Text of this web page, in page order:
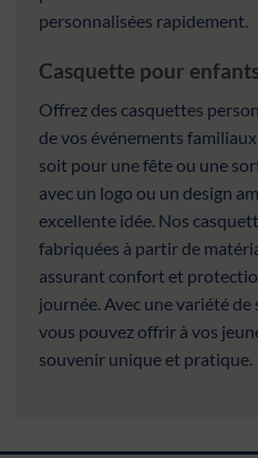
personnalisées rapidement.
Casquette pour
Offrez des casquettes
de vos événements
soit pour une fête ou une
avec un logo ou un design
excellente idée. Nos
fabriquées à partir de
assurant confort et
journée. Avec une variété
vous pouvez offrir à vos
souvenir unique et pratique.